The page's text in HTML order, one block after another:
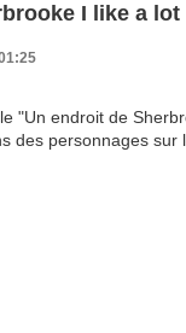
I like a lot